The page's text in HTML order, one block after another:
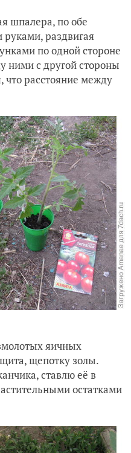
шпалера, по обе
раздвигая
по одной стороне
ними с другой стороны
что расстояние между
яичных
щепотку золы.
ставлю её в
остатками